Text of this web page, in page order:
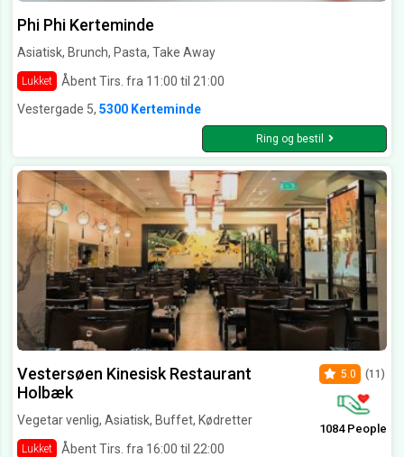
Phi Phi Kerteminde
Asiatisk, Brunch, Pasta, Take Away
Lukket
Åbent Tirs. fra 11:00 til 21:00
Vestergade 5, 5300 Kerteminde
Ring og bestil
Vestersøen Kinesisk Restaurant
Holbæk
Vegetar venlig, Asiatisk, Buffet, Kødretter
Lukket Åbent Tirs. fra 16:00 til 22:00
5.0 (11)
1084 People